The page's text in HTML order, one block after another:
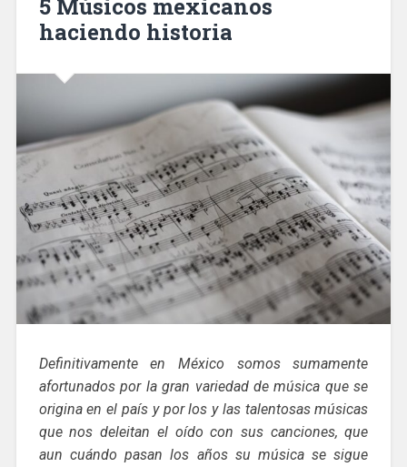
5 Músicos mexicanos
haciendo historia
Definitivamente en México somos sumamente
afortunados por la gran variedad de música que se
origina en el país y por los y las talentosas músicas
que nos deleitan el oído con sus canciones, que
aun cuándo pasan los años su música se sigue